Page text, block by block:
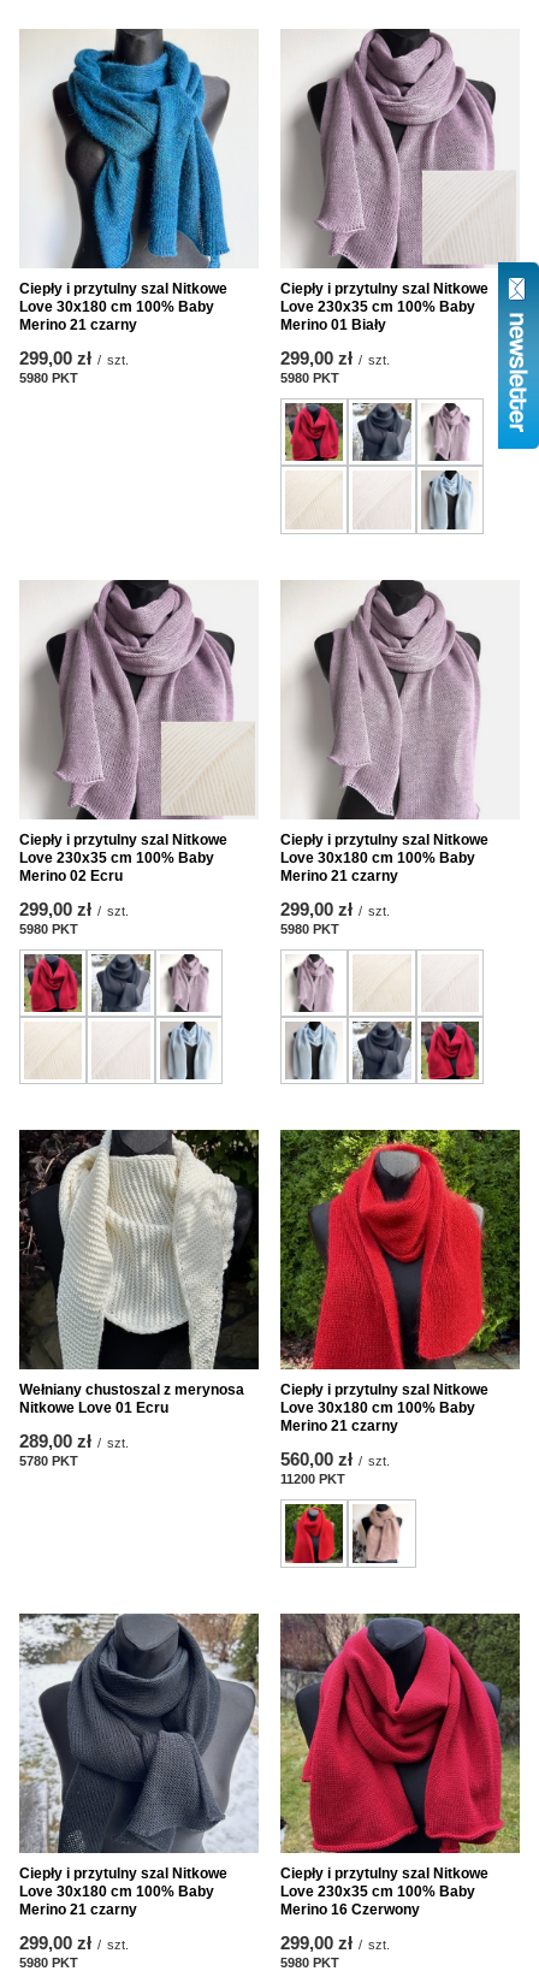
Ciepły i przytulny szal Nitkowe
Love 30x180 cm 100% Baby
Merino 21 czarny
299,00 zł / szt.
5980 PKT
Ciepły i przytulny szal Nitkowe
Love 230x35 cm 100% Baby
Merino 01 Biały
299,00 zł / szt.
5980 PKT
Ciepły i przytulny szal Nitkowe
Love 230x35 cm 100% Baby
Merino 02 Ecru
299,00 zł / szt.
5980 PKT
Ciepły i przytulny szal Nitkowe
Love 30x180 cm 100% Baby
Merino 21 czarny
299,00 zł / szt.
5980 PKT
Wełniany chustoszal z merynosa
Nitkowe Love 01 Ecru
289,00 zł / szt.
5780 PKT
Ciepły i przytulny szal Nitkowe
Love 30x180 cm 100% Baby
Merino 21 czarny
560,00 zł / szt.
11200 PKT
Ciepły i przytulny szal Nitkowe
Love 30x180 cm 100% Baby
Merino 21 czarny
299,00 zł / szt.
5980 PKT
Ciepły i przytulny szal Nitkowe
Love 230x35 cm 100% Baby
Merino 16 Czerwony
299,00 zł / szt.
5980 PKT